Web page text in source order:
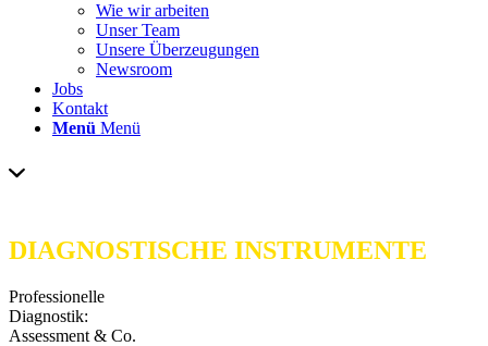
Wie wir arbeiten
Unser Team
Unsere Überzeugungen
Newsroom
Jobs
Kontakt
Menü Menü
DIAGNOSTISCHE INSTRUMENTE
Professionelle
Diagnostik:
Assessment & Co.